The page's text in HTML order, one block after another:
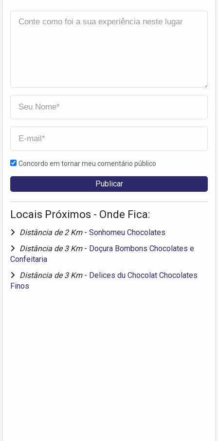
Concordo em tornar meu comentário público
Locais Próximos - Onde Fica:
Distância de 2 Km - Sonhomeu Chocolates
Distância de 3 Km - Doçura Bombons Chocolates e
Confeitaria
Distância de 3 Km - Delices du Chocolat Chocolates
Finos